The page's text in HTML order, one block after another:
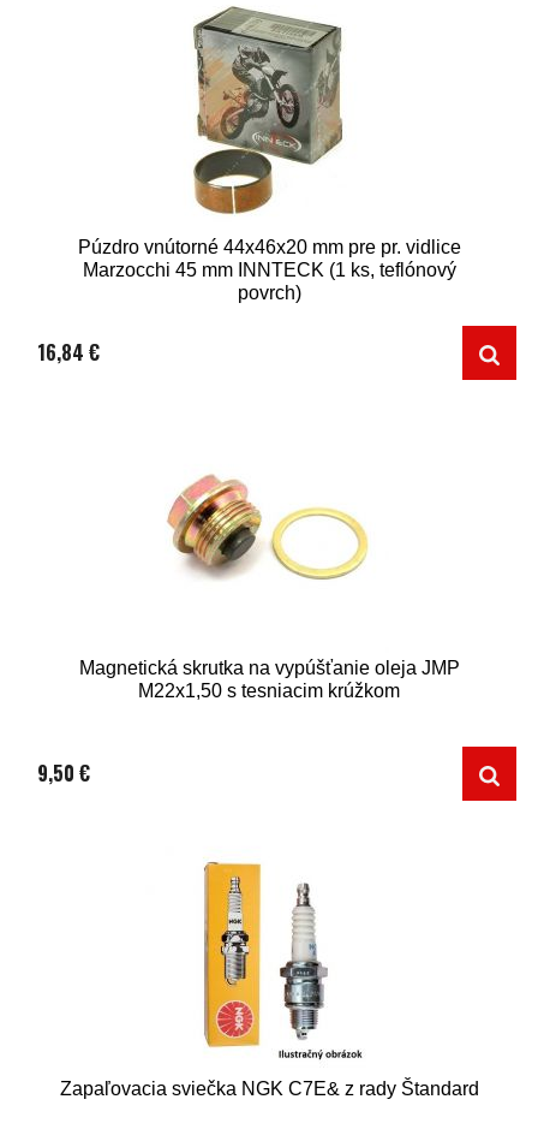
Púzdro vnútorné 44x46x20 mm pre pr. vidlice
Marzocchi 45 mm INNTECK (1 ks, teflónový
povrch)
16,84 €
Magnetická skrutka na vypúšťanie oleja JMP
M22x1,50 s tesniacim krúžkom
9,50 €
Zapaľovacia sviečka NGK C7E& z rady Štandard